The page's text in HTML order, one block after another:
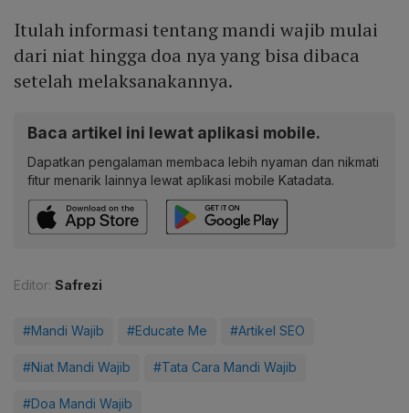
Itulah informasi tentang mandi wajib mulai
dari niat hingga doa nya yang bisa dibaca
setelah melaksanakannya.
Baca artikel ini lewat aplikasi mobile.
Dapatkan pengalaman membaca lebih nyaman dan nikmati
fitur menarik lainnya lewat aplikasi mobile Katadata.
Editor: Safrezi
#Mandi Wajib #Educate Me #Artikel SEO
#Niat Mandi Wajib #Tata Cara Mandi Wajib
#Doa Mandi Wajib